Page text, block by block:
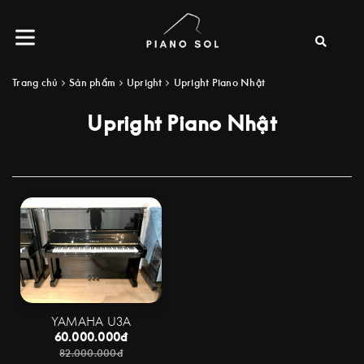
Trang chủ Sản phẩm Upright Upright Piano Nhật
Upright Piano Nhật
YAMAHA U3A
60.000.000đ
82.000.000đ